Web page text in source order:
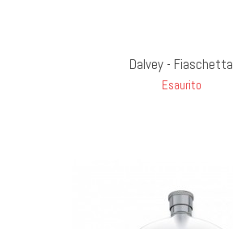
Dalvey - Fiaschetta
Esaurito